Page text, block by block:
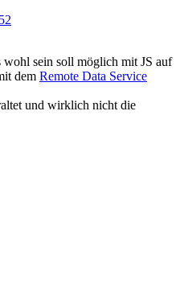
wohl sein soll möglich mit JS auf
dem Remote Data Service
und wirklich nicht die